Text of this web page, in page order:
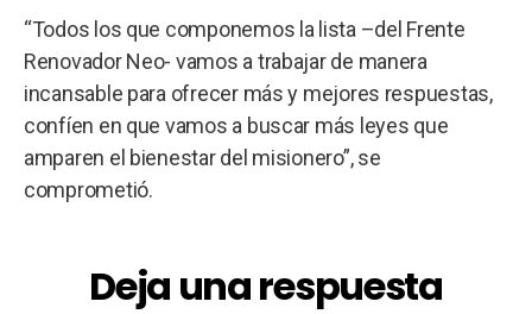
“Todos los que componemos la lista –del Frente
Renovador Neo- vamos a trabajar de manera
incansable para ofrecer más y mejores respuestas,
confíen en que vamos a buscar más leyes que
amparen el bienestar del misionero”, se
comprometió.
Deja una respuesta